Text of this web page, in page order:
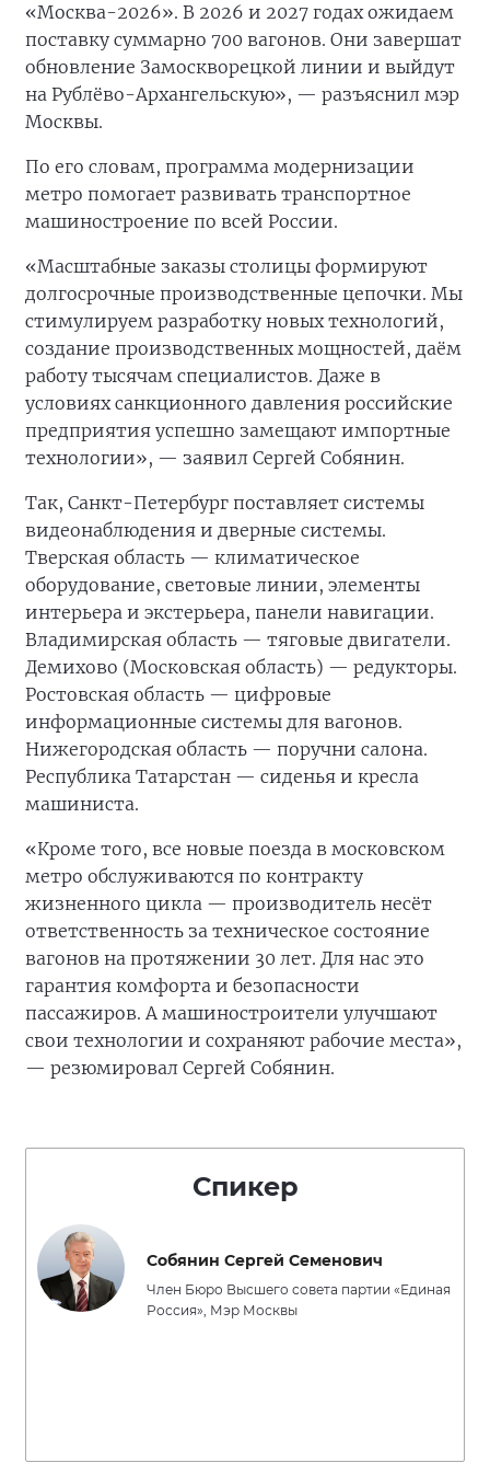
«Москва-2026». В 2026 и 2027 годах ожидаем
поставку суммарно 700 вагонов. Они завершат
обновление Замоскворецкой линии и выйдут
на Рублёво-Архангельскую», — разъяснил мэр
Москвы.
По его словам, программа модернизации
метро помогает развивать транспортное
машиностроение по всей России.
«Масштабные заказы столицы формируют
долгосрочные производственные цепочки. Мы
стимулируем разработку новых технологий,
создание производственных мощностей, даём
работу тысячам специалистов. Даже в
условиях санкционного давления российские
предприятия успешно замещают импортные
технологии», — заявил Сергей Собянин.
Так, Санкт-Петербург поставляет системы
видеонаблюдения и дверные системы.
Тверская область — климатическое
оборудование, световые линии, элементы
интерьера и экстерьера, панели навигации.
Владимирская область — тяговые двигатели.
Демихово (Московская область) — редукторы.
Ростовская область — цифровые
информационные системы для вагонов.
Нижегородская область — поручни салона.
Республика Татарстан — сиденья и кресла
машиниста.
«Кроме того, все новые поезда в московском
метро обслуживаются по контракту
жизненного цикла — производитель несёт
ответственность за техническое состояние
вагонов на протяжении 30 лет. Для нас это
гарантия комфорта и безопасности
пассажиров. А машиностроители улучшают
свои технологии и сохраняют рабочие места»,
— резюмировал Сергей Собянин.
Спикер
Собянин Сергей Семенович
Член Бюро Высшего совета партии «Единая
Россия», Мэр Москвы